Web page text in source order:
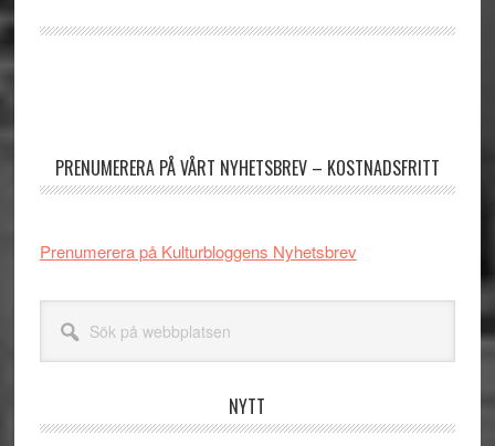
PRENUMERERA PÅ VÅRT NYHETSBREV – KOSTNADSFRITT
Prenumerera på Kulturbloggens Nyhetsbrev
webbplatsen
NYTT